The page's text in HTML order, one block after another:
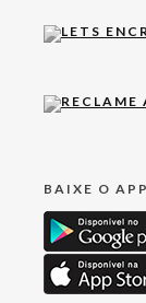
BAIXE O APP